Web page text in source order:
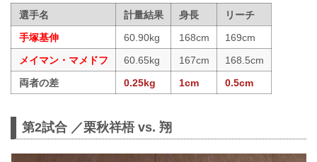
選手名 計量結果 身長
リーチ
手塚基伸
60.90kg 168cm
169cm
メイマン・マメドフ
60.65kg 167cm
168.5cm
両者の差
0.25kg 1cm 0.5cm
第2試合 ／栗秋祥梧 vs. 翔